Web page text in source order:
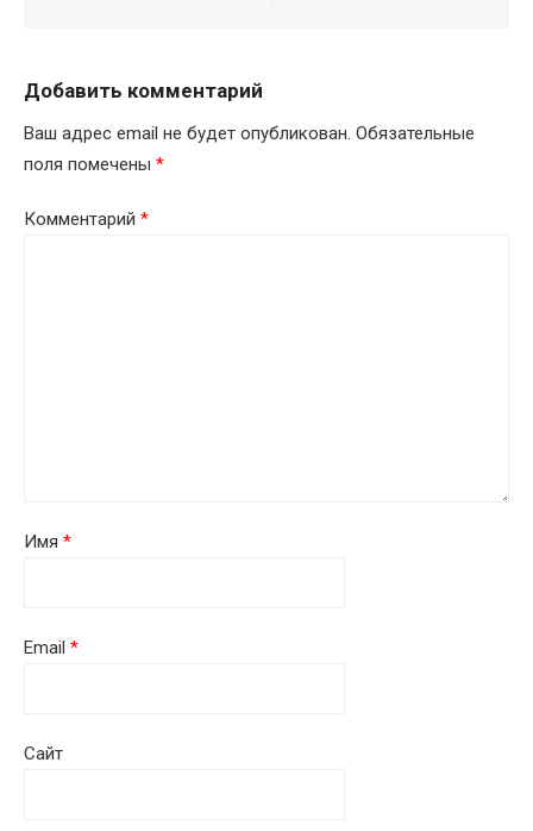
Добавить комментарий
Ваш адрес email не будет опубликован. Обязательные
поля помечены *
Комментарий *
Имя *
Email *
Сайт